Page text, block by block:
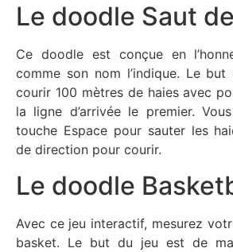
Le doodle Saut
Ce doodle est conçue en
comme son nom l’indique. Le
courir 100 mètres de haies avec
la ligne d’arrivée le premier.
touche Espace pour sauter les
de direction pour courir.
Le doodle
Avec ce jeu interactif, mesurez
basket. Le but du jeu est de